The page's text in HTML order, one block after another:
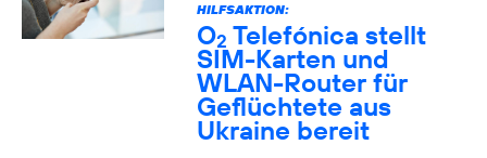
HILFSAKTION:
O2 Telefónica stellt
SIM-Karten und
WLAN-Router für
Geflüchtete aus
Ukraine bereit